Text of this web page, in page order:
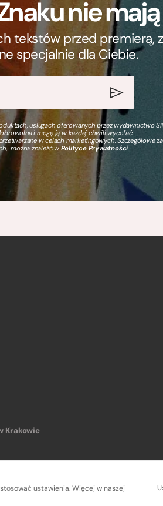
nie
tekstów przed premierą,
specjalnie dla Ciebie.
usługach oferowanych przez wydawnictwo
i mogę ją w każdej chwili wycofać.
w celach marketingowych. Szczegółowe
można znaleźć wPolityce Prywatności.
Krakowie
ustawienia. Więcej w naszej